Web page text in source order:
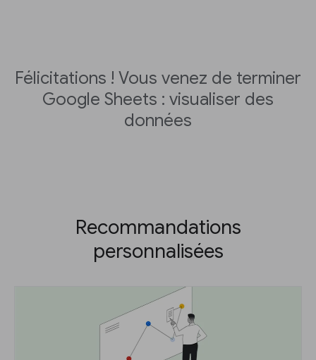
Félicitations ! Vous venez de terminer
Google Sheets : visualiser des
données
Recommandations
personnalisées